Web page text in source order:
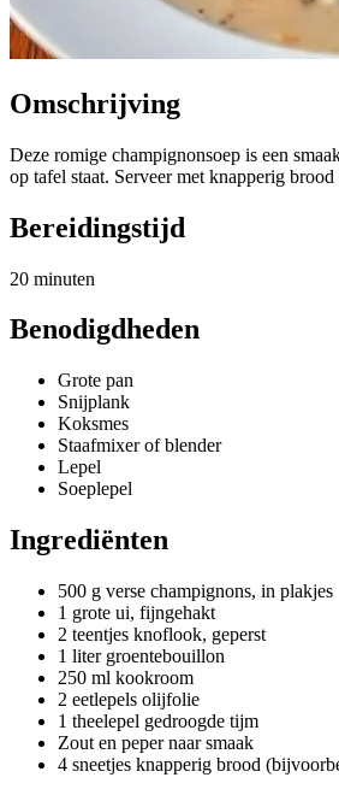
Omschrijving
Deze romige champignonsoep is een
op tafel staat. Serveer met knapperig
Bereidingstijd
20 minuten
Benodigdheden
Grote pan
Snijplank
Koksmes
Staafmixer of blender
Lepel
Soeplepel
Ingrediënten
500 g verse champignons, in plakjes
1 grote ui, fijngehakt
2 teentjes knoflook, geperst
1 liter groentebouillon
250 ml kookroom
2 eetlepels olijfolie
1 theelepel gedroogde tijm
Zout en peper naar smaak
4 sneetjes knapperig brood